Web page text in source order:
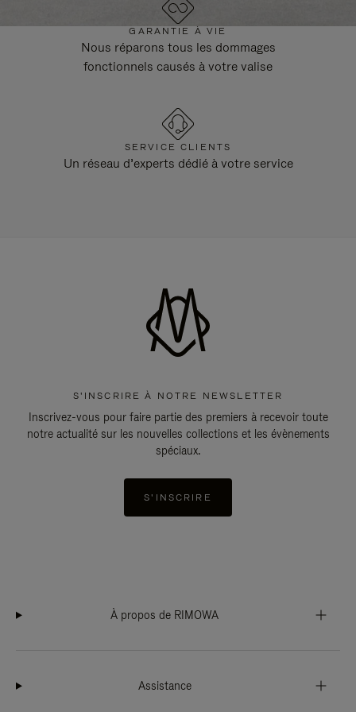
GARANTIE À VIE
Nous réparons tous les dommages
fonctionnels causés à votre valise
SERVICE CLIENTS
Un réseau d’experts dédié à votre service
S'INSCRIRE À NOTRE NEWSLETTER
Inscrivez-vous pour faire partie des premiers à recevoir toute
notre actualité sur les nouvelles collections et les évènements
spéciaux.
S'INSCRIRE
À propos de RIMOWA
Assistance